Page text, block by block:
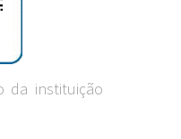
da instituição